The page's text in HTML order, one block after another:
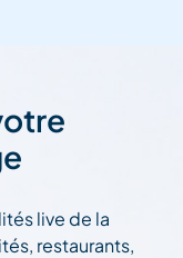
live de la
restaurants,